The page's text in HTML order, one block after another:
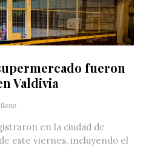
fueron
Valdivia
en la ciudad de
este viernes, incluyendo el